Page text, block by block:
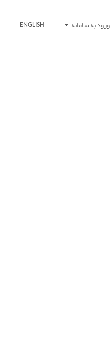
ورود به سامانه ENGLISH